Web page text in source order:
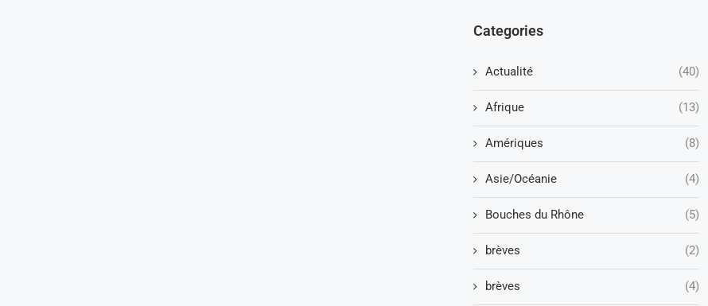
Categories
Actualité (40)
Afrique (13)
Amériques (8)
Asie/Océanie (4)
Bouches du Rhône (5)
brèves (2)
brèves (4)